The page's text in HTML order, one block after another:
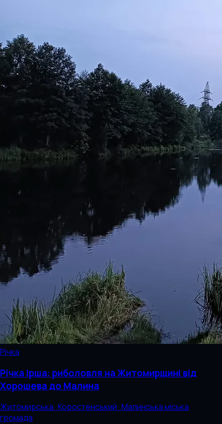
Річка
Річка Ірша: риболовля на Житомирщині від
Хорошева до Малина
Житомирська · Коростенський · Малинська міська
громада